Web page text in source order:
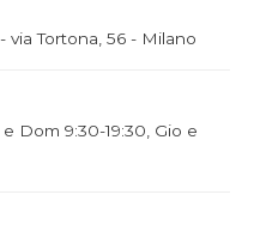
Tortona, 56 - Milano
Dom 9:30-19:30, Gio e